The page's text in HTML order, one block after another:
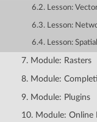
6.2. Lesson:
6.3. Lesson:
6.4. Lesson:
7. Module: Rasters
8. Module:
9. Module: Plugins
10. Module: Online